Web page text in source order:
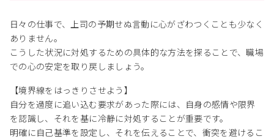
日々の仕事で、上司の予期せぬ言動に心がざわつくことも少なく
ありません。
こうした状況に対処するための具体的な方法を探ることで、職場
での心の安定を取り戻しましょう。
【境界線をはっきりさせよう】
自分を過度に追い込む要求があった際には、自身の感情や限界
を認識し、それを基に冷静に対処することが重要です。
明確に自己基準を設定し、それを伝えることで、衝突を避けるこ